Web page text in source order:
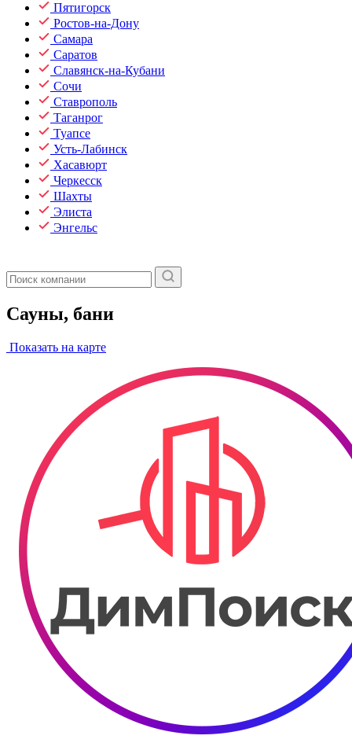
Пятигорск
Ростов-на-Дону
Самара
Саратов
Славянск-на-Кубани
Сочи
Ставрополь
Таганрог
Туапсе
Усть-Лабинск
Хасавюрт
Черкесск
Шахты
Элиста
Энгельс
Сауны, бани
Показать на карте